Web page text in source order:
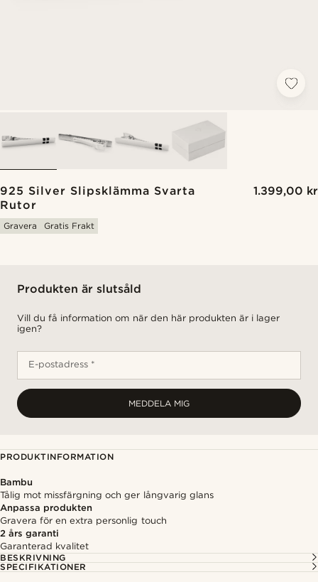
925 Silver Slipsklämma Svarta
Rutor
1.399,00 kr
Gravera Gratis Frakt
Produkten är slutsåld
Vill du få information om när den här produkten är i lager
igen?
E-postadress *
MEDDELA MIG
PRODUKTINFORMATION
Bambu
Tålig mot missfärgning och ger långvarig glans
Anpassa produkten
Gravera för en extra personlig touch
2 års garanti
Garanterad kvalitet
BESKRIVNING
SPECIFIKATIONER